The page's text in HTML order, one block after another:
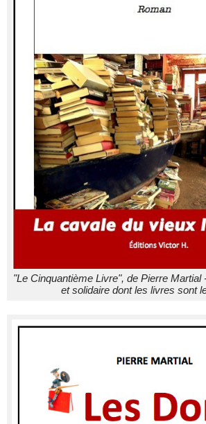
"Le Cinquantième Livre", de Pierre Martial
et solidaire dont les livres sont